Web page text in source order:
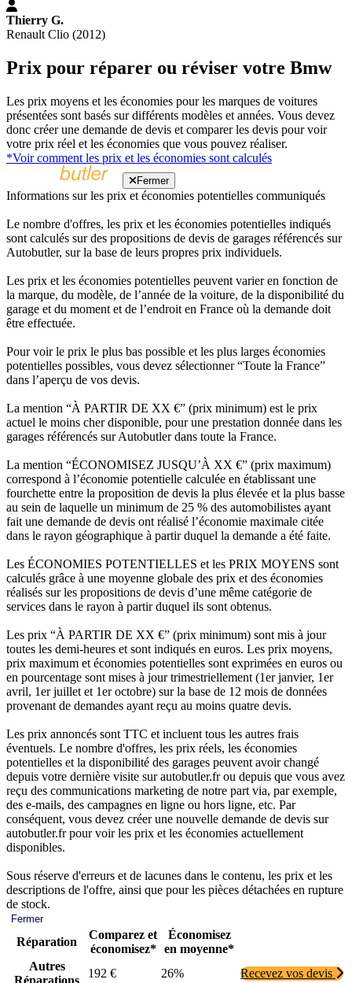
Thierry G.
Renault Clio (2012)
Prix pour réparer ou réviser votre Bmw
Les prix moyens et les économies pour les marques de voitures
présentées sont basés sur différents modèles et années. Vous devez
donc créer une demande de devis et comparer les devis pour voir
votre prix réel et les économies que vous pouvez réaliser.
*Voir comment les prix et les économies sont calculés
Fermer
Informations sur les prix et économies potentielles communiqués
Le nombre d'offres, les prix et les économies potentielles indiqués
sont calculés sur des propositions de devis de garages référencés sur
Autobutler, sur la base de leurs propres prix individuels.
Les prix et les économies potentielles peuvent varier en fonction de
la marque, du modèle, de l’année de la voiture, de la disponibilité du
garage et du moment et de l’endroit en France où la demande doit
être effectuée.
Pour voir le prix le plus bas possible et les plus larges économies
potentielles possibles, vous devez sélectionner “Toute la France”
dans l’aperçu de vos devis.
La mention “À PARTIR DE XX €” (prix minimum) est le prix
actuel le moins cher disponible, pour une prestation donnée dans les
garages référencés sur Autobutler dans toute la France.
La mention “ÉCONOMISEZ JUSQU’À XX €” (prix maximum)
correspond à l’économie potentielle calculée en établissant une
fourchette entre la proposition de devis la plus élevée et la plus basse
au sein de laquelle un minimum de 25 % des automobilistes ayant
fait une demande de devis ont réalisé l’économie maximale citée
dans le rayon géographique à partir duquel la demande a été faite.
Les ÉCONOMIES POTENTIELLES et les PRIX MOYENS sont
calculés grâce à une moyenne globale des prix et des économies
réalisés sur les propositions de devis d’une même catégorie de
services dans le rayon à partir duquel ils sont obtenus.
Les prix “À PARTIR DE XX €” (prix minimum) sont mis à jour
toutes les demi-heures et sont indiqués en euros. Les prix moyens,
prix maximum et économies potentielles sont exprimées en euros ou
en pourcentage sont mises à jour trimestriellement (1er janvier, 1er
avril, 1er juillet et 1er octobre) sur la base de 12 mois de données
provenant de demandes ayant reçu au moins quatre devis.
Les prix annoncés sont TTC et incluent tous les autres frais
éventuels. Le nombre d'offres, les prix réels, les économies
potentielles et la disponibilité des garages peuvent avoir changé
depuis votre dernière visite sur autobutler.fr ou depuis que vous avez
reçu des communications marketing de notre part via, par exemple,
des e-mails, des campagnes en ligne ou hors ligne, etc. Par
conséquent, vous devez créer une nouvelle demande de devis sur
autobutler.fr pour voir les prix et les économies actuellement
disponibles.
Sous réserve d'erreurs et de lacunes dans le contenu, les prix et les
descriptions de l'offre, ainsi que pour les pièces détachées en rupture
de stock.
Fermer
Réparation
Comparez et
économisez*
Économisez
en moyenne*
Autres
192 € 26%
Recevez vos devis